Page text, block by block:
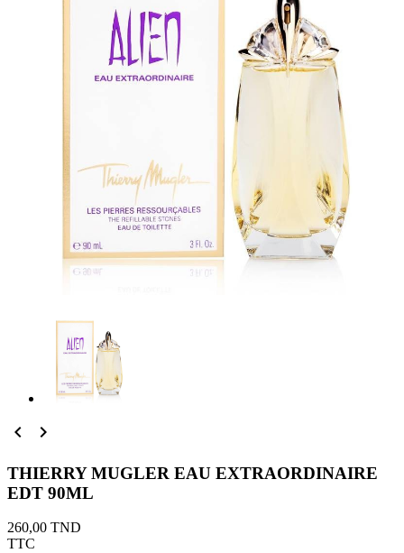
 
THIERRY MUGLER EAU EXTRAORDINAIRE
EDT 90ML
260,00 TND
TTC